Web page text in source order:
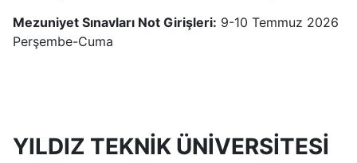
Mezuniyet Sınavları Not Girişleri: 9-10 Temmuz 2026
Perşembe-Cuma
YILDIZ TEKNİK ÜNİVERSİTESİ